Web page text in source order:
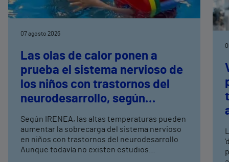
07 agosto 2026
Las olas de calor ponen a
prueba el sistema nervioso de
los niños con trastornos del
neurodesarrollo, según
neurorrehabilitación
pediátrica de Vithas
Según IRENEA, las altas temperaturas pueden
aumentar la sobrecarga del sistema nervioso
en niños con trastornos del neurodesarrollo
Aunque todavía no existen estudios